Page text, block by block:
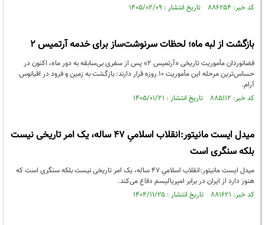
کد خبر: ۸۸۶۲۵۴ تاریخ انتشار : ۱۴۰۵/۰۲/۰۹
بازگشت از لبه ماه؛ لحظات سرنوشت‌ساز برای خدمه آرتمیس ۲
فضانوردان مأموریت تاریخی «آرتمیس ۲» پس از سفری بی‌سابقه به دور ماه، اکنون در
حساس‌ترین مرحله این مأموریت ۱۰ روزه قرار دارند: بازگشت به زمین و فرود در اقیانوس
آرام.
کد خبر: ۸۸۵۱۱۲ تاریخ انتشار : ۱۴۰۵/۰۱/۲۱
میدل ایست مانیتور:انقلاب اسلامیِ ۴۷ ساله، یک امر تاریخی نیست
بلکه سنگری است
میدل ایست مانیتور:انقلاب اسلامیِ ۴۷ ساله، یک امر تاریخی نیست بلکه سنگری است که
هنوز دارد از ایران در برابر امپریالیسم دفاع می‌کند.
کد خبر: ۸۸۱۶۲۱ تاریخ انتشار : ۱۴۰۴/۱۱/۲۵